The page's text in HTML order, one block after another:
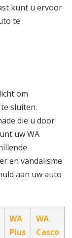
kunt u ervoor
te
om
sluiten.
die u door
uw WA
en vandalisme
aan uw auto
WA
Plus
WA
Casco